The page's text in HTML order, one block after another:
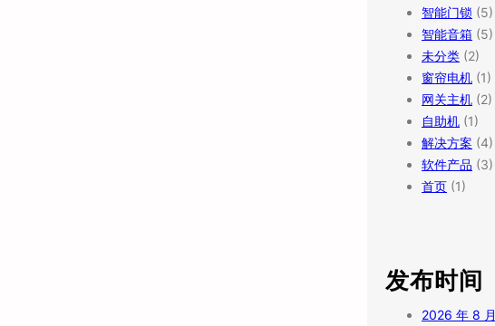
智能门锁 (5)
智能音箱 (5)
未分类 (2)
窗帘电机 (1)
网关主机 (2)
自助机 (1)
解决方案 (4)
软件产品 (3)
首页 (1)
发布时间
2026 年 8 月